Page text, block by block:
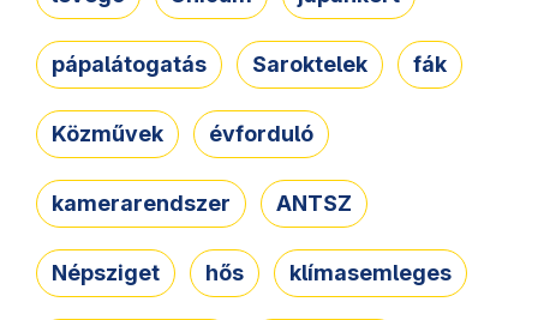
pápalátogatás Saroktelek fák
Közművek évforduló
kamerarendszer ANTSZ
Népsziget hős klímasemleges